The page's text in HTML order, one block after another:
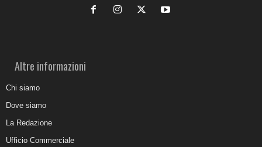
Altre informazioni
Chi siamo
Dove siamo
La Redazione
Ufficio Commerciale